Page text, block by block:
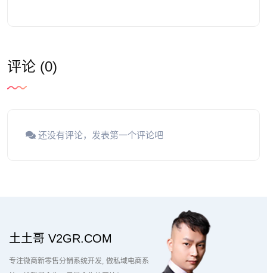
评论 (0)
还没有评论，发表第一个评论吧
土土哥 V2GR.COM
专注微商新零售分销系统开发 做私域电商系